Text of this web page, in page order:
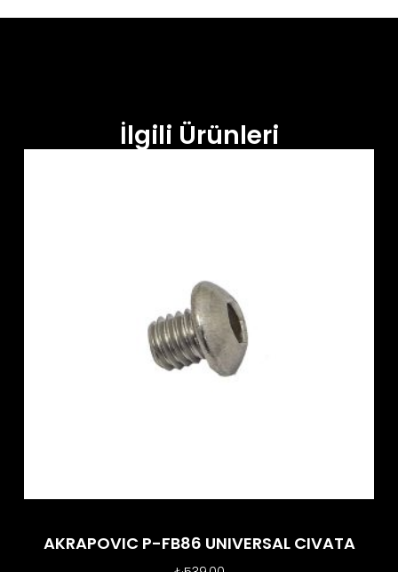
İlgili Ürünleri
AKRAPOVIC P-FB86 UNIVERSAL CIVATA